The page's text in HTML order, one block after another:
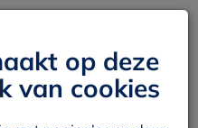
op deze
van cookies